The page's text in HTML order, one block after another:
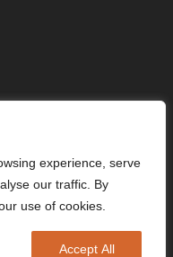
experience, serve
our traffic. By
use of cookies.
Accept All